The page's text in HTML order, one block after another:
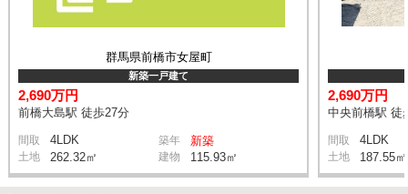
群馬県前橋市女屋町
新築一戸建て
2,690万円
前橋大島駅 徒歩27分
間取 4LDK 築年 新築
土地 262.32㎡ 建物 115.93㎡
2,690万円
中央前橋駅 徒
間取 4LDK
土地 187.55㎡